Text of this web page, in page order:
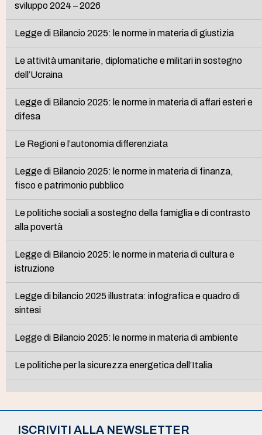
sviluppo 2024 – 2026
Legge di Bilancio 2025: le norme in materia di giustizia
Le attività umanitarie, diplomatiche e militari in sostegno
dell’Ucraina
Legge di Bilancio 2025: le norme in materia di affari esteri e
difesa
Le Regioni e l’autonomia differenziata
Legge di Bilancio 2025: le norme in materia di finanza,
fisco e patrimonio pubblico
Le politiche sociali a sostegno della famiglia e di contrasto
alla povertà
Legge di Bilancio 2025: le norme in materia di cultura e
istruzione
Legge di bilancio 2025 illustrata: infografica e quadro di
sintesi
Legge di Bilancio 2025: le norme in materia di ambiente
Le politiche per la sicurezza energetica dell’Italia
ISCRIVITI ALLA NEWSLETTER